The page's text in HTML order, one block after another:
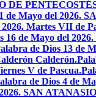
DE
de Mayo del 2026.
Martes VII de
16 de Mayo del
de Dios 13 de
Calderón.
V de Pascua.
de Dios 4 de
SAN